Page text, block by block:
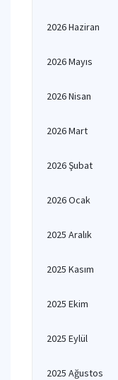
2026 Haziran
2026 Mayıs
2026 Nisan
2026 Mart
2026 Şubat
2026 Ocak
2025 Aralık
2025 Kasım
2025 Ekim
2025 Eylül
2025 Ağustos